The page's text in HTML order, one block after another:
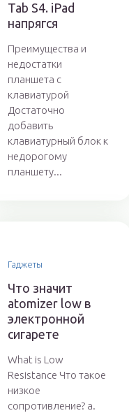
Tab S4. iPad
напрягся
Преимущества и
недостатки
планшета с
клавиатурой
Достаточно
добавить
клавиатурный блок к
недорогому
планшету...
Гаджеты
Что значит
atomizer low в
электронной
сигарете
What is Low
Resistance Что такое
низкое
сопротивление? a.